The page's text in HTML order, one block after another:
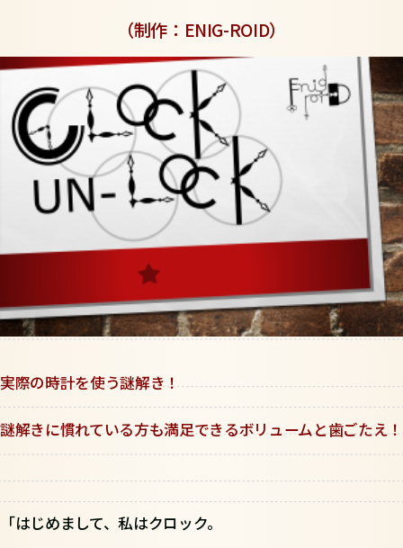
（制作：ENIG-ROID）
実際の時計を使う謎解き！
謎解きに慣れている方も満足できるボリュームと歯ごたえ！
「はじめまして、私はクロック。